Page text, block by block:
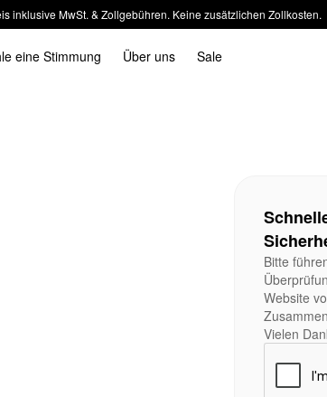
inklusive MwSt. & Zollgebühren. Keine zusätzlichen Zollkosten.
eine Stimmung Über uns Sale
Bitte
Website
Vielen